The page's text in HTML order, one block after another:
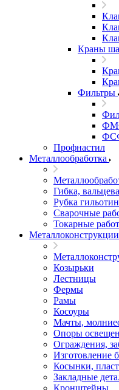
Краны
Фильтры
Профнастил
Металлообработка
Гибка,
Рубка
Сварочные
Токарные
Металлоконструкции
Козырьки
Лестницы
Фермы
Рамы
Косоуры
Мачты,
Опоры
Ограждения,
Изготовление
Косынки,
Закладные
Кронштейны